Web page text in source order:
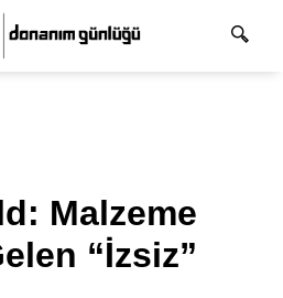
Malzeme
“İzsiz”